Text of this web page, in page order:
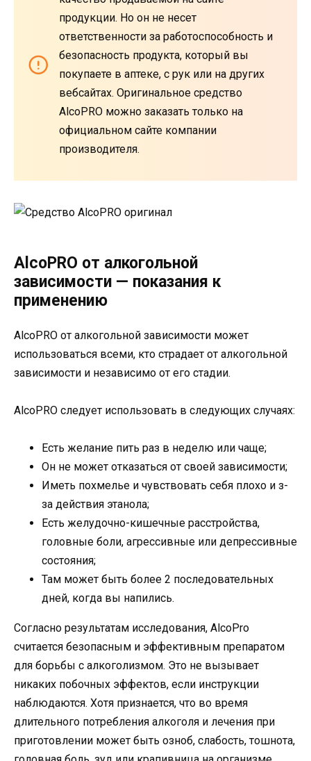
продукции. Но он не несет
ответственности за работоспособность и
безопасность продукта, который вы
покупаете в аптеке, с рук или на других
вебсайтах. Оригинальное средство
AlcoPRO можно заказать только на
официальном сайте компании
производителя.
AlcoPRO от алкогольной
зависимости — показания к
применению
AlcoPRO от алкогольной зависимости может
использоваться всеми, кто страдает от алкогольной
зависимости и независимо от его стадии.
AlcoPRO следует использовать в следующих случаях:
Есть желание пить раз в неделю или чаще;
Он не может отказаться от своей зависимости;
Иметь похмелье и чувствовать себя плохо и з-
за действия этанола;
Есть желудочно-кишечные расстройства,
головные боли, агрессивные или депрессивные
состояния;
Там может быть более 2 последовательных
дней, когда вы напились.
Согласно результатам исследования, AlcoPro
считается безопасным и эффективным препаратом
для борьбы с алкоголизмом. Это не вызывает
никаких побочных эффектов, если инструкции
наблюдаются. Хотя признается, что во время
длительного потребления алкоголя и лечения при
приготовлении может быть озноб, слабость, тошнота,